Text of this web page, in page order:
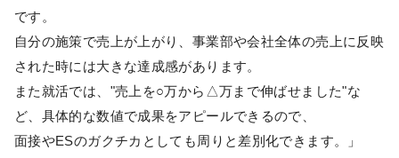
です。
自分の施策で売上が上がり、事業部や会社全体の売上に反映
された時には大きな達成感があります。
また就活では、"売上を○万から△万まで伸ばせました"な
ど、具体的な数値で成果をアピールできるので、
面接やESのガクチカとしても周りと差別化できます。」